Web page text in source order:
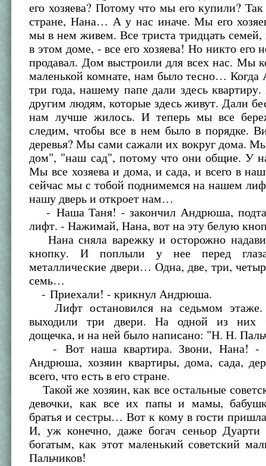
его хозяева? Потому что мы его купили?
стране, Нана… А у нас иначе. Мы его
мы в нем живем. Все триста тридцать семей,
в этом доме, - все его хозяева! Но никто его
продавал. Дом выстроили для всех нас. Мы
маленькой комнате, нам было тесно…
три года, нашему папе дали здесь
другим людям, которые здесь живут. Дали
нам лучше жилось. И теперь мы все
следим, чтобы все в нем было в порядке.
деревья? Мы сами сажали их вокруг дома.
дом", "наш сад", потому что они общие. У
Мы все хозяева и дома, и сада, и всего в
сейчас мы с тобой поднимемся на нашем
нашу дверь и откроет нам…
- Наша Таня! - закончил Андрюша,
лифт. - Нажимай, Нана, вот на эту белую
Нана сняла варежку и осторожно
кнопку. И поплыли у нее перед
металлические двери… Одна, две, три,
семь…
- Приехали! - крикнул Андрюша.
Лифт остановился на седьмом
выходили три двери. На одной из них
дощечка, и на ней было написано: "Н. Н.
- Вот наша квартира. Звони, Нана! -
Андрюша, хозяин квартиры, дома, сада,
всего, что есть в его стране.
Такой же хозяин, как все остальные
девочки, как все их папы и мамы,
братья и сестры… Вот к кому в гости
И, уж конечно, даже богач сеньор
богатым, как этот маленький советский
Пальчиков!